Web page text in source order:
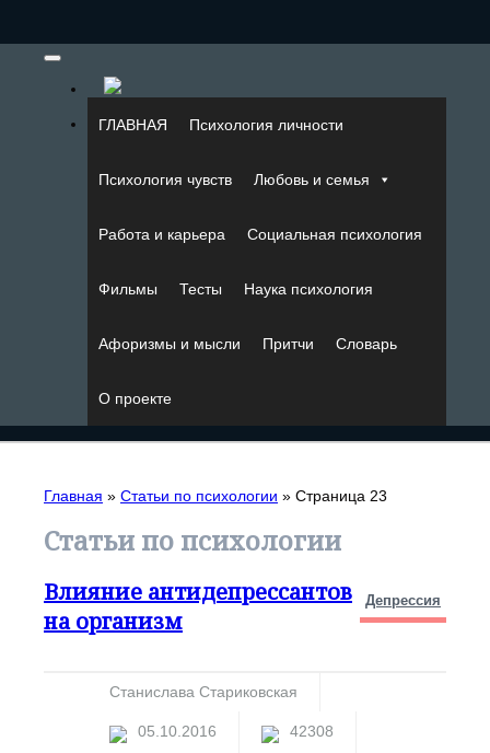
ГЛАВНАЯ Психология личности
Психология чувств Любовь и семья
Работа и карьера Социальная психология
Фильмы Тесты Наука психология
Афоризмы и мысли Притчи Словарь
О проекте
Главная » Статьи по психологии » Страница 23
Статьи по психологии
Влияние антидепрессантов
на организм
Депрессия
Станислава Стариковская
05.10.2016 42308